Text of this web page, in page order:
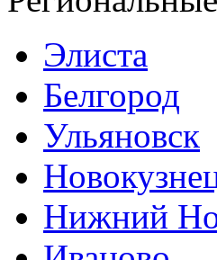
Элиста
Белгород
Ульяновск
Нижний